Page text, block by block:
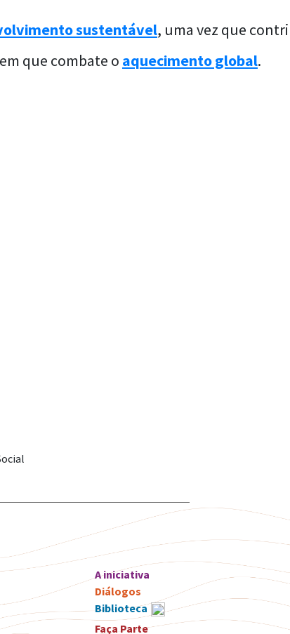
sustentável, uma vez que
que combate o aquecimento global.
A iniciativa
Diálogos
Biblioteca
Faça Parte